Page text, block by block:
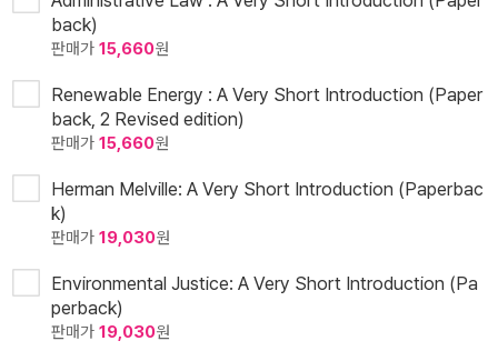
back)
판매가 15,660원
Renewable Energy : A Very Short Introduction (Paper
back, 2 Revised edition)
판매가 15,660원
Herman Melville: A Very Short Introduction (Paperbac
k)
판매가 19,030원
Environmental Justice: A Very Short Introduction (Pa
perback)
판매가 19,030원